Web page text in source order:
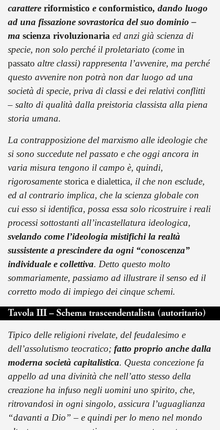
carattere riformistico e conformistico, dando luogo
ad una fissazione sovrastorica del suo dominio –
ma scienza rivoluzionaria ed anzi già scienza di
specie, non solo perché il proletariato (come in
passato altre classi) rappresenta l’avvenire, ma perché
questo avvenire non potrà non dar luogo ad una
società di specie, priva di classi e dei relativi conflitti
– salto di qualità dalla preistoria classista alla piena
storia umana.
La contrapposizione del marxismo alle ideologie che
si sono succedute nel passato e che oggi ancora in
varia misura tengono il campo è, quindi,
rigorosamente storica e dialettica, il che non esclude,
ed al contrario implica, che la scienza globale con
cui esso si identifica, possa essa solo ricostruire i reali
processi sottostanti all’incastellatura ideologica,
svelando come l’ideologia mistifichi la realtà
sussistente a prescindere da ogni “conoscenza”
individuale e collettiva. Detto questo molto
sommariamente, passiamo ad illustrare il senso ed il
corretto modo di impiego dei cinque schemi.
Tavola III – Schema trascendentalista (autoritario)
Tipico delle religioni rivelate, del feudalesimo e
dell’assolutismo teocratico; fatto proprio anche dalla
moderna società capitalistica. Questa concezione fa
appello ad una divinità che nell’atto stesso della
creazione ha infuso negli uomini uno spirito, che,
ritrovandosi in ogni singolo, assicura l’uguaglianza
“davanti a Dio” – e quindi per lo meno nel mondo